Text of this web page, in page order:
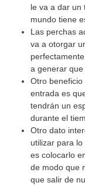
le va a dar un
mundo tiene
Las perchas
va a otorgar
a generar que
Otro
entrada es
tendrán un
durante el
Otro dato
utilizar para
es colocarlo
de modo que
que salir de